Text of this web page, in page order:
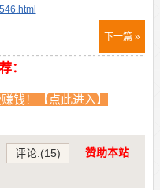
下一篇 »
：
钱！【点此进入】
评论:(15) 赞助本站